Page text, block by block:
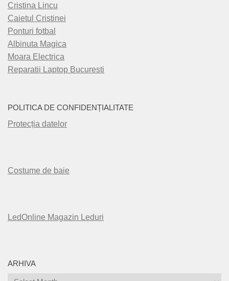
Cristina Lincu
Caietul Cristinei
Ponturi fotbal
Albinuta Magica
Moara Electrica
Reparatii Laptop Bucuresti
POLITICA DE CONFIDENȚIALITATE
Protecția datelor
Costume de baie
LedOnline Magazin Leduri
ARHIVA
Arhiva